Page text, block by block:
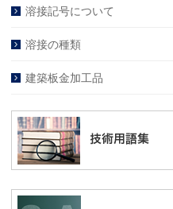
溶接記号について
溶接の種類
建築板金加工品